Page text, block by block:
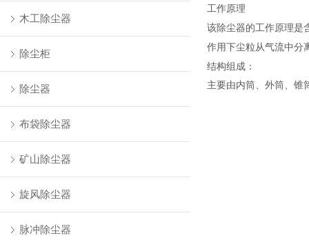
木工除尘器
除尘柜
除尘器
布袋除尘器
矿山除尘器
旋风除尘器
脉冲除尘器
工作原理
该除尘器的工作原理是
作用下尘粒从气流中分
结构组成：
主要由内筒、外筒、锥